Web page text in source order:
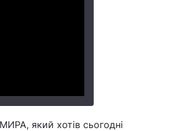
який хотів сьогодні